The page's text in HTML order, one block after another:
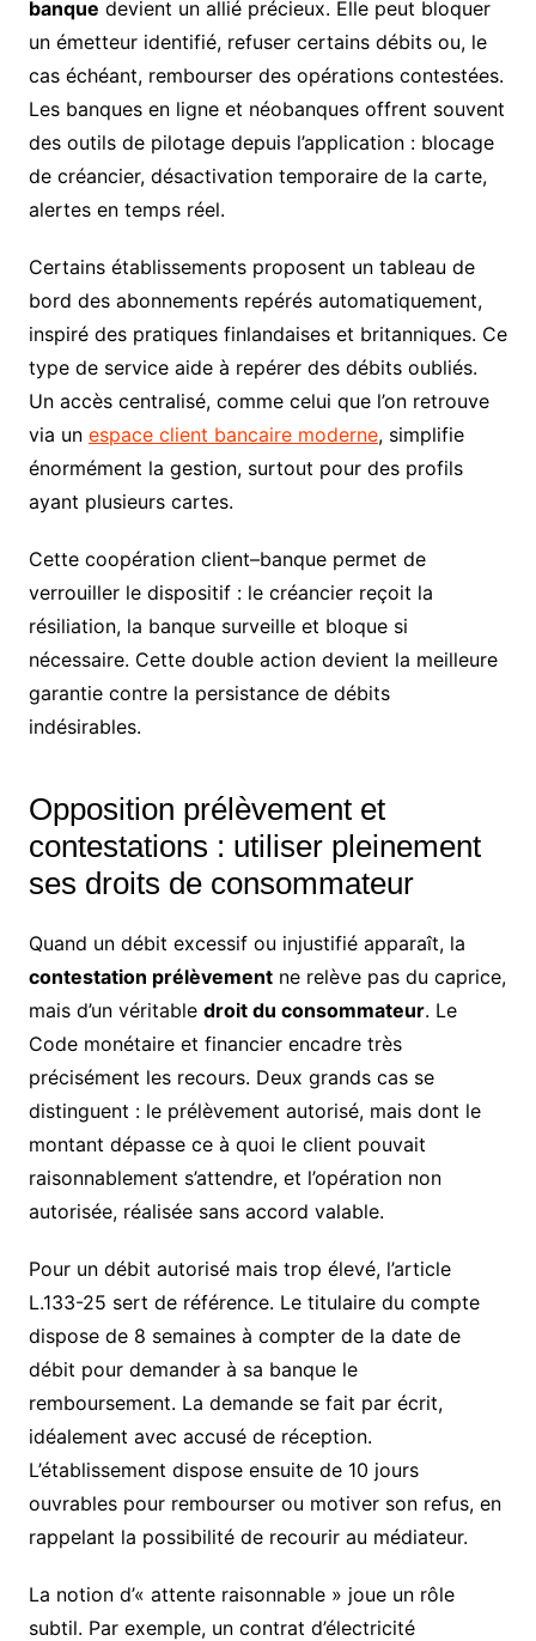
banque devient un allié précieux. Elle peut bloquer
un émetteur identifié, refuser certains débits ou, le
cas échéant, rembourser des opérations contestées.
Les banques en ligne et néobanques offrent souvent
des outils de pilotage depuis l’application : blocage
de créancier, désactivation temporaire de la carte,
alertes en temps réel.
Certains établissements proposent un tableau de
bord des abonnements repérés automatiquement,
inspiré des pratiques finlandaises et britanniques. Ce
type de service aide à repérer des débits oubliés.
Un accès centralisé, comme celui que l’on retrouve
via un espace client bancaire moderne, simplifie
énormément la gestion, surtout pour des profils
ayant plusieurs cartes.
Cette coopération client–banque permet de
verrouiller le dispositif : le créancier reçoit la
résiliation, la banque surveille et bloque si
nécessaire. Cette double action devient la meilleure
garantie contre la persistance de débits
indésirables.
Opposition prélèvement et
contestations : utiliser pleinement
ses droits de consommateur
Quand un débit excessif ou injustifié apparaît, la
contestation prélèvementne relève pas du caprice,
mais d’un véritable droit du consommateur. Le
Code monétaire et financier encadre très
précisément les recours. Deux grands cas se
distinguent : le prélèvement autorisé, mais dont le
montant dépasse ce à quoi le client pouvait
raisonnablement s’attendre, et l’opération non
autorisée, réalisée sans accord valable.
Pour un débit autorisé mais trop élevé, l’article
L.133-25 sert de référence. Le titulaire du compte
dispose de 8 semaines à compter de la date de
débit pour demander à sa banque le
remboursement. La demande se fait par écrit,
idéalement avec accusé de réception.
L’établissement dispose ensuite de 10 jours
ouvrables pour rembourser ou motiver son refus, en
rappelant la possibilité de recourir au médiateur.
La notion d’« attente raisonnable » joue un rôle
subtil. Par exemple, un contrat d’électricité